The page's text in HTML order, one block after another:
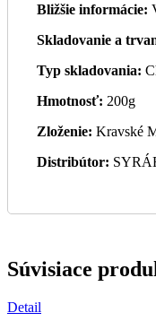
Bližšie informácie:
Skladovanie a
Typ skladovania:
Hmotnosť: 200g
Zloženie: Kravské
Distribútor:
Súvisiace
Detail